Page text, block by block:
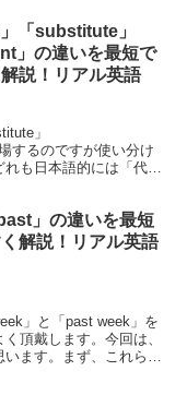
「substitute」
」の違いを最短で
説！リアル英語
」
するのですが使い分け
も日本語的には「代替
」の違いを最短
解説！リアル英語
」と「past week」を
頂戴します。今回は、
ます。まず、これら2